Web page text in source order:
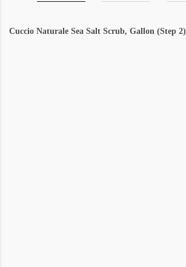
Cuccio Naturale Sea Salt Scrub, Gallon (Step 2)